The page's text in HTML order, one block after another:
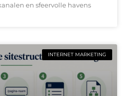
en sfeervolle havens
INTERNET MARKETING